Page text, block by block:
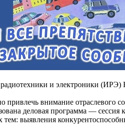
и электроники
привлечь внимание отраслевого
деловая программа —
тем: выявления